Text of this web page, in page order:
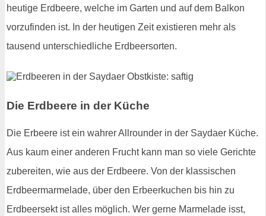
heutige Erdbeere, welche im Garten und auf dem Balkon
vorzufinden ist. In der heutigen Zeit existieren mehr als
tausend unterschiedliche Erdbeersorten.
Die Erdbeere in der Küche
Die Erbeere ist ein wahrer Allrounder in der Saydaer Küche.
Aus kaum einer anderen Frucht kann man so viele Gerichte
zubereiten, wie aus der Erdbeere. Von der klassischen
Erdbeermarmelade, über den Erbeerkuchen bis hin zu
Erdbeersekt ist alles möglich. Wer gerne Marmelade isst,